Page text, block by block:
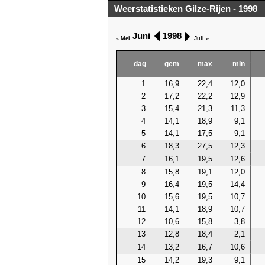
Weerstatistieken Gilze-Rijen - 1998
« Mei Juni 1998 Juli »
dag gem max min
1 16,9 22,4 12,0
2
17,2 22,2 12,9
3
15,4 21,3 11,3
4
14,1 18,9 9,1
5
14,1 17,5 9,1
6
18,3 27,5 12,3
7
16,1 19,5 12,6
8
15,8 19,1 12,0
9
16,4 19,5 14,4
10
15,6 19,5 10,7
11
14,1 18,9 10,7
12
10,6 15,8 3,8
13
12,8 18,4 2,1
14
13,2 16,7 10,6
15
14,2 19,3 9,1